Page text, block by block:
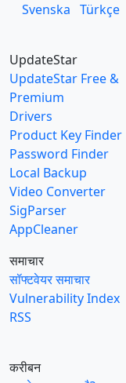
Svenska Türkçe
UpdateStar
UpdateStar Free &
Premium
Drivers
Product Key Finder
Password Finder
Local Backup
Video Converter
SigParser
AppCleaner
समाचार
सॉफ्टवेयर समाचार
Vulnerability Index
RSS
करीबन